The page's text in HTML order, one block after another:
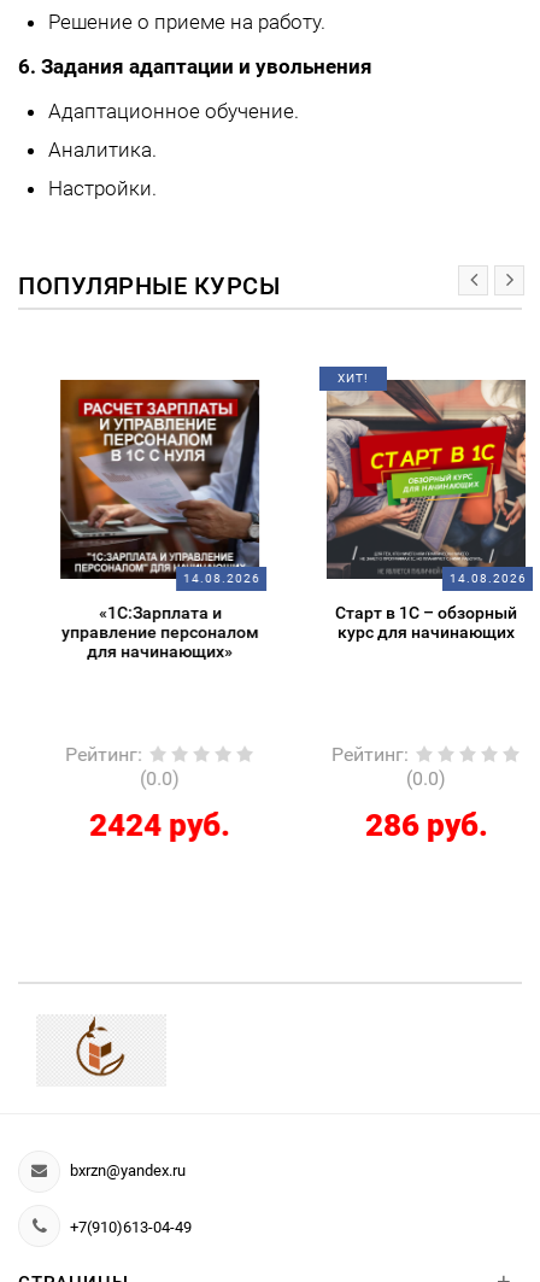
Решение о приеме на работу.
6. Задания адаптации и увольнения
Адаптационное обучение.
Аналитика.
Настройки.
ПОПУЛЯРНЫЕ КУРСЫ
14.08.2026
«1С:Зарплата и
управление персоналом
для начинающих»
Рейтинг:
(0.0)
2424 руб.
ХИТ!
14.08.2026
Старт в 1С – обзорный
курс для начинающих
Рейтинг:
(0.0)
286 руб.
bxrzn@yandex.ru
+7(910)613-04-49